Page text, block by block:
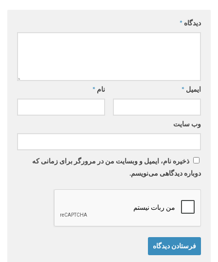
دیدگاه *
نام * ایمیل *
وب‌ سایت
ذخیره نام، ایمیل و وبسایت من در مرورگر برای زمانی که
دوباره دیدگاهی می‌نویسم.